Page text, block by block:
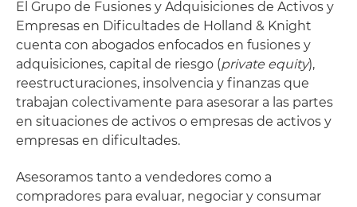
El Grupo de Fusiones y Adquisiciones de Activos y
Empresas en Dificultades de Holland & Knight
cuenta con abogados enfocados en fusiones y
adquisiciones, capital de riesgo (private equity),
reestructuraciones, insolvencia y finanzas que
trabajan colectivamente para asesorar a las partes
en situaciones de activos o empresas de activos y
empresas en dificultades.
Asesoramos tanto a vendedores como a
compradores para evaluar, negociar y consumar